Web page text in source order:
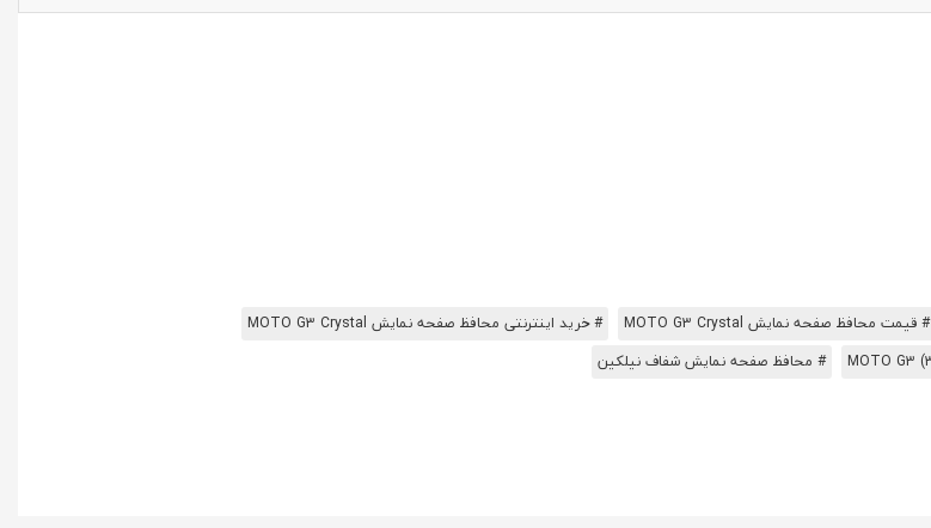
# قیمت محافظ صفحه نمایش MOTO G3 Crystal
# خرید اینترنتی محافظ صفحه نمایش MOTO G3 Crystal
# محافظ صفحه نمایش شفاف نیلکین